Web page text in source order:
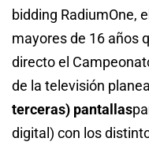
bidding RadiumOne,
mayores de 16 años
directo el
de la televisión
terceras) pantallas
digital) con los